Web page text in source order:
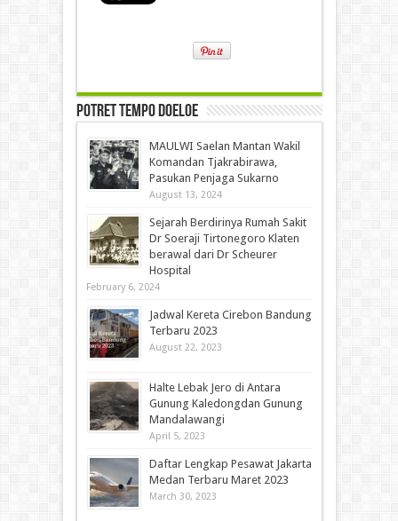
Potret Tempo Doeloe
MAULWI Saelan Mantan Wakil
Komandan Tjakrabirawa,
Pasukan Penjaga Sukarno
August 13, 2024
Sejarah Berdirinya Rumah Sakit
Dr Soeraji Tirtonegoro Klaten
berawal dari Dr Scheurer
Hospital
February 6, 2024
Jadwal Kereta Cirebon Bandung
Terbaru 2023
August 22, 2023
Halte Lebak Jero di Antara
Gunung Kaledongdan Gunung
Mandalawangi
April 5, 2023
Daftar Lengkap Pesawat Jakarta
Medan Terbaru Maret 2023
March 30, 2023